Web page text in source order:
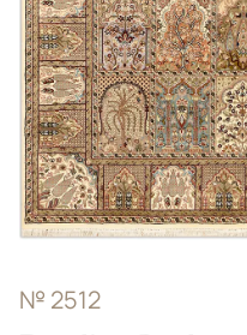
№ 2512